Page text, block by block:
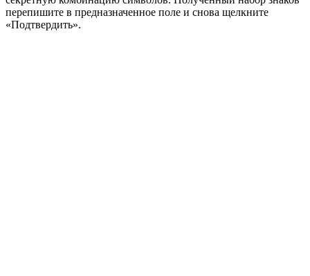
перепишите в предназначенное поле и снова щелкните
«Подтвердить».